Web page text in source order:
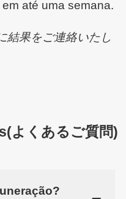
até uma semana.
結果をご連絡いたし
(よくあるご質問)